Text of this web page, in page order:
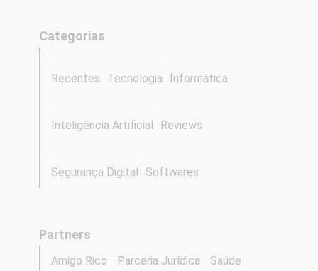
Categorias
Recentes Tecnologia Informática
Inteligência Artificial Reviews
Segurança Digital Softwares
Partners
Amigo Rico Parceria Jurídica Saúde